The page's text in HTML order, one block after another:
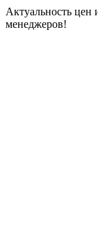
Актуальность цен
менеджеров!